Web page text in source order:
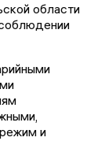
области
и